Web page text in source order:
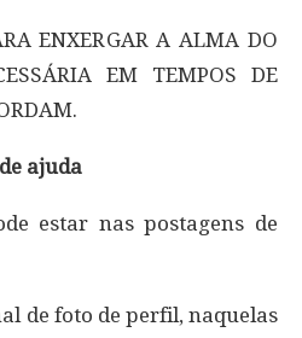
ENXERGAR A ALMA DO
EM TEMPOS DE
ajuda
estar nas postagens de
de foto de perfil, naquelas